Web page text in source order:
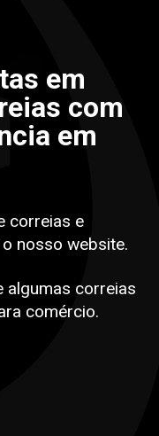
em
com
em
correias e
nosso website.
algumas correias
comércio.